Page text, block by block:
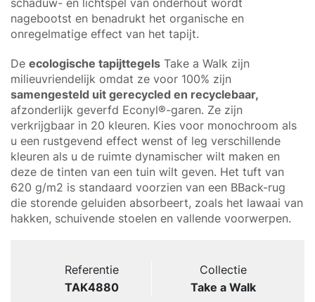
nagebootst en benadrukt het organische en
onregelmatige effect van het tapijt.
De ecologische tapijttegels Take a Walk zijn
milieuvriendelijk omdat ze voor 100% zijn
samengesteld uit gerecycled en recyclebaar,
afzonderlijk geverfd Econyl®-garen. Ze zijn
verkrijgbaar in 20 kleuren. Kies voor monochroom als
u een rustgevend effect wenst of leg verschillende
kleuren als u de ruimte dynamischer wilt maken en
deze de tinten van een tuin wilt geven. Het tuft van
620 g/m2 is standaard voorzien van een BBack-rug
die storende geluiden absorbeert, zoals het lawaai van
hakken, schuivende stoelen en vallende voorwerpen.
Referentie
TAK4880
Collectie
Take a Walk